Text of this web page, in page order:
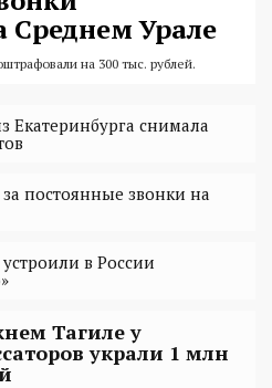
Урале
на 300 тыс. рублей.
Екатеринбурга снимала
постоянные звонки на
в России
Тагиле у
украли 1 млн